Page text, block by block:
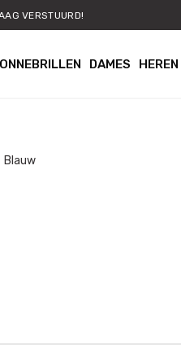
VERSTUURD!
DAMES HEREN
Blauw